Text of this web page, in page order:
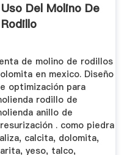
Uso Del Molino De
Rodillo
de molino de rodillos
en mexico. Diseño
optimización para
rodillo de
anillo de
. como piedra
calcita, dolomita,
yeso, talco,